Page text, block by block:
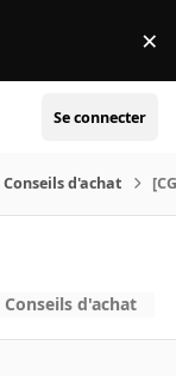
×
Se connecter
Conseils d'achat
Conseils d'achat